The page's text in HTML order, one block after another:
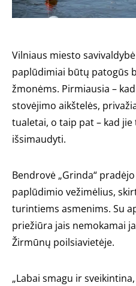
Vilniaus miesto
paplūdimiai būtų patogūs
žmonėms. Pirmiausia –
stovėjimo aikštelės,
tualetai, o taip pat – kad
išsimaudyti.
Bendrovė „Grinda“
paplūdimio vežimėlius,
turintiems asmenims. Su
priežiūra jais nemokamai
Žirmūnų poilsiavietėje.
„Labai smagu ir